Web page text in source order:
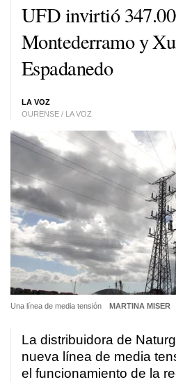
UFD invirtió
Montederramo y
Espadanedo
LA VOZ
OURENSE / LA VOZ
Una línea de media tensión MARTINA MISER
La distribuidora de
nueva línea de media
el funcionamiento de la